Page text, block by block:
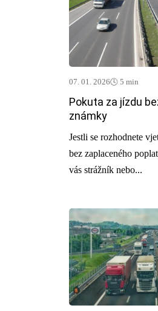
07. 01. 2026🕓 5 min
Pokuta za jízdu
známky
Jestli se rozhodnete
bez zaplaceného
vás strážník nebo...